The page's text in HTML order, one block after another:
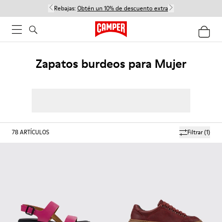
Rebajas: Obtén un 10% de descuento extra
Zapatos burdeos para Mujer
Filtrar(1)
78ARTÍCULOS